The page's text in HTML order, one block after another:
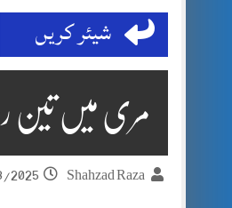
شیئر کریں
مری میں تین روز
Shahzad Raza
2025